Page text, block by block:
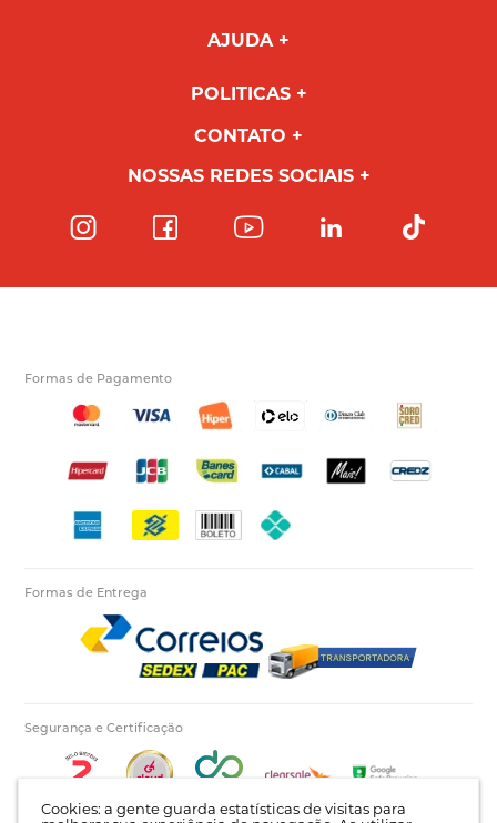
Cookies: a gente guarda estatísticas de visitas para
AJUDA
POLITICAS
CONTATO
NOSSAS REDES SOCIAIS
Formas de Pagamento
Formas de Entrega
Segurança e Certificação